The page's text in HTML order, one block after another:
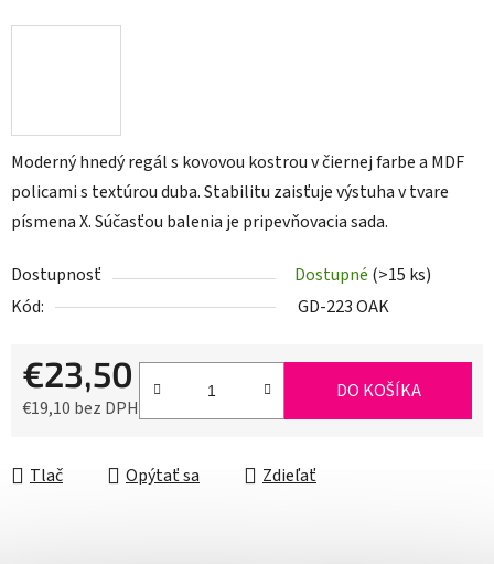
Moderný hnedý regál s kovovou kostrou v čiernej farbe a MDF
policami s textúrou duba. Stabilitu zaisťuje výstuha v tvare
písmena X. Súčasťou balenia je pripevňovacia sada.
Dostupnosť Dostupné (>15 ks)
Kód:
GD-223 OAK
€23,50
€19,10 bez DPH
DO KOŠÍKA
Tlač Opýtať sa Zdieľať